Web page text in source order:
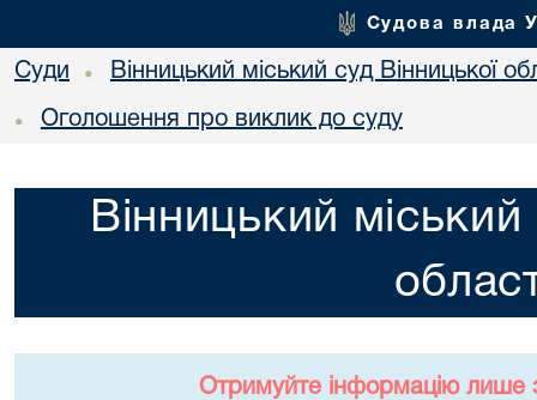
Судова влада
Суди • Вінницький міський суд Вінницької
• Оголошення про виклик до суду
Вінницький міський
Отримуйте інформацію лише